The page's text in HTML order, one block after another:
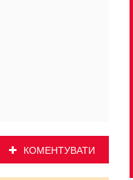
КОМЕНТУВАТИ